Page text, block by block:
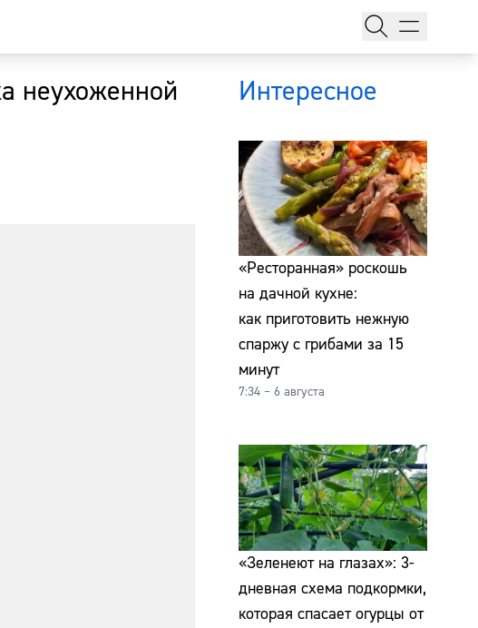
неухоженной
Интересное
«Ресторанная» роскошь
на дачной кухне:
как приготовить нежную
спаржу с грибами за 15
минут
7:34 – 6 августа
«Зеленеют на глазах»: 3-
дневная схема подкормки,
которая спасает огурцы от